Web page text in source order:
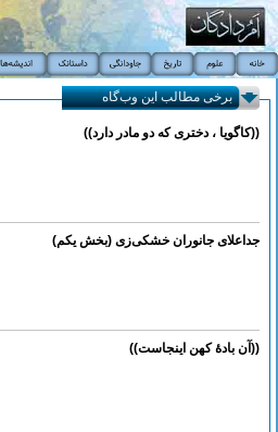
برخی مطالب این وب‌گاه
((کاگویا ، دختری که دو مادر دارد))
جداعلای جانوران خشکی‌زی (بخش یکم)
((آن بادۀ کهن اینجاست))